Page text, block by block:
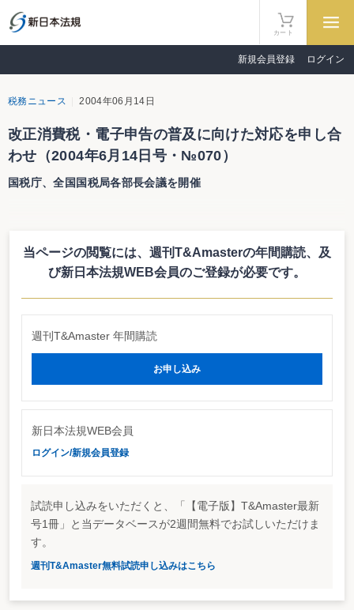
カート
新規会員登録 ログイン
税務ニュース 2004年06月14日
改正消費税・電子申告の普及に向けた対応を申し合
わせ（2004年6月14日号・№070）
国税庁、全国国税局各部長会議を開催
国税庁は、5月下旬に、全国国税局課税部長会議（5月20・21日）、全国国
税局調査査察部長会議（5月24・25日）、全国国税局徴収部長会議（5月26
日）を開催した。各部長会議では、平成15事務年度の状況・実績を報告・評価
し、平成16事務年度に向けた各部の懸案事項の申し合わせを行った。
課税部長会議では、①改正消費税への対応、②電子申告の普及へ向けた対
消費税法の改正に伴い、新規課税事業者が大幅に増加することから、特に個
人の新規課税事業者への具体的施策・今後の取り組みについて、対応が検討さ
調査査察部、「大口悪質な脱税への厳正な対処」等を申し合わせ
調査査察部長会議では、査察課関係として「大口悪質な脱税への厳正な対
は、留保資金（たまり）の形態が変化していること、否認事案が増加している
こと、IT化及び国際化への対応などについて、申し合わせを行った。
調査課関係では、経済取引の複雑化に対応した①調査課調査の充実、②連結
納税制度への対応、③国際化への対応などが議題となった。連結納税制度への
対応では、連結納税制度利用の実態把握・調査等のノウハウの蓄積を行えたと
している。
当ページの閲覧には、週刊T&Amasterの年間購読、 及
び新日本法規WEB会員のご登録が必要です。
週刊T&Amaster 年間購読
お申し込み
新日本法規WEB会員
ログイン/新規会員登録
試読申し込みをいただくと、「【電子版】T&Amaster最新
号1冊」と当データベースが2週間無料でお試しいただけま
す。
週刊T&Amaster無料試読申し込みはこちら